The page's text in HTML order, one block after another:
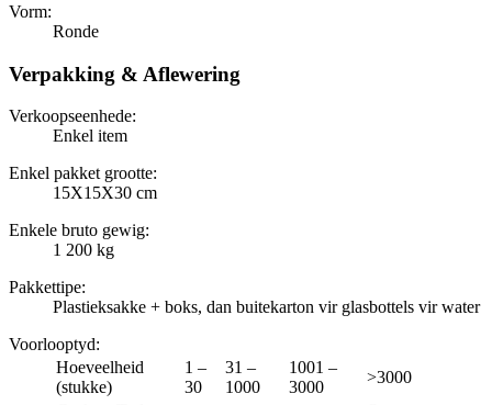
Vorm:
Ronde
Verpakking & Aflewering
Verkoopseenhede:
Enkel item
Enkel pakket grootte:
15X15X30 cm
Enkele bruto gewig:
1 200 kg
Pakkettipe:
Plastieksakke + boks, dan buitekarton vir glasbottels vir water
Voorlooptyd:
Hoeveelheid
(stukke)
1 –
30
31 –
1000
1001 –
3000
>3000